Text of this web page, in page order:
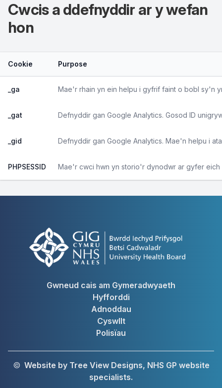
Cwcis a ddefnyddir ar y wefan
hon
Cookie Purpose
_ga Mae'r rhain yn ein helpu i gyfrif faint o bobl sy'n
_gat Defnyddir gan Google Analytics. Gosod ID
_gid Defnyddir gan Google Analytics. Mae'n helpu i
PHPSESSID Mae'r cwci hwn yn storio'r dynodwr ar gyfer
Gwneud cais am Gymeradwyaeth
Hyfforddi
Adnoddau
Cyswllt
Polisïau
© Website by Tree View Designs, NHS GP website
specialists.